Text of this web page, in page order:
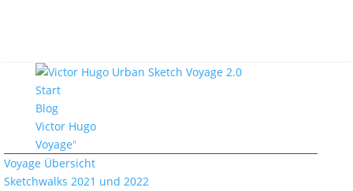
Start
Blog
Victor Hugo
Voyage
Voyage Übersicht
Sketchwalks 2021 und 2022